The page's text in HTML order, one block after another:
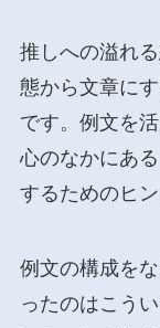
推しへの溢れ
態から文章に
です。例文を
心のなかにあ
するためのヒ
例文の構成を
ったのはこう